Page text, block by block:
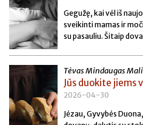
Gegužę, kai vėl iš
sveikinti mamas ir
su pasauliu. Šitaip
Tėvas Mindaugas
Jūs duokite jiems
2026-04-30
Jėzau, Gyvybės